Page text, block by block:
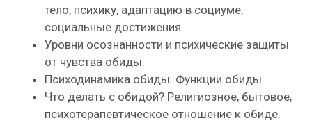
тело, психику, адаптацию в социуме,
социальные достижения.
Уровни осознанности и психические защиты
от чувства обиды.
Психодинамика обиды. Функции обиды
Что делать с обидой? Религиозное, бытовое,
психотерапевтическое отношение к обиде.